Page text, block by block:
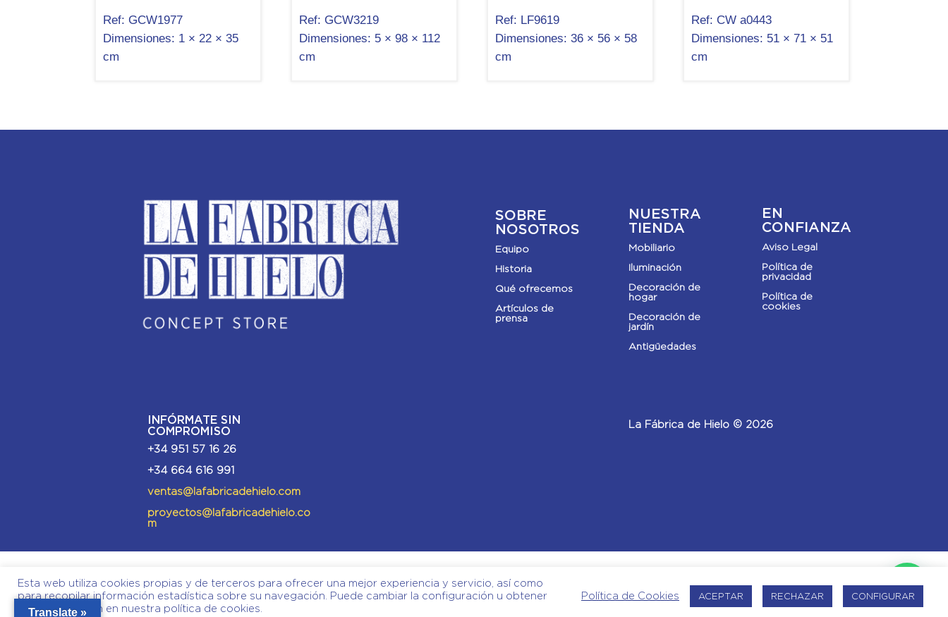
Ref: GCW1977
Dimensiones: 1 × 22 × 35
cm
Ref: GCW3219
Dimensiones: 5 × 98 × 112
cm
Ref: LF9619
Dimensiones: 36 × 56 × 58
cm
Ref: CW a0443
Dimensiones: 51 × 71 × 51
cm
SOBRE
NOSOTROS
Equipo
Historia
Qué ofrecemos
Artículos de
prensa
NUESTRA
TIENDA
Mobiliario
Iluminación
Decoración de
hogar
Decoración de
jardín
Antigüedades
EN
CONFIANZA
Aviso Legal
Política de
privacidad
Política de
cookies
INFÓRMATE SIN
COMPROMISO
+34 951 57 16 26
+34 664 616 991
ventas@lafabricadehielo.com
proyectos@lafabricadehielo.co
m
La Fábrica de Hielo © 2026
Esta web utiliza cookies propias y de terceros para ofrecer una mejor experiencia y servicio, así como
para recopilar información estadística sobre su navegación. Puede cambiar la configuración u obtener
más información en nuestra política de cookies.
Política de Cookies ACEPTAR RECHAZAR CONFIGURAR
Translate »